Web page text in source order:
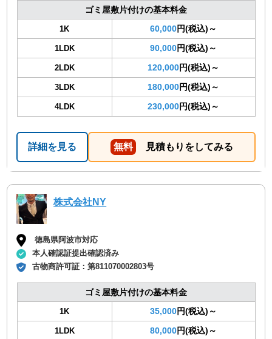
ゴミ屋敷片付けの基本料金
1K 60,000円(税込)～
1LDK 90,000円(税込)～
2LDK 120,000円(税込)～
3LDK 180,000円(税込)～
4LDK 230,000円(税込)～
詳細を見る 無料 見積もりをしてみる
株式会社NY
徳島県阿波市対応
本人確認証提出確認済み
古物商許可証：第811070002803号
ゴミ屋敷片付けの基本料金
1K 35,000円(税込)～
1LDK 80,000円(税込)～